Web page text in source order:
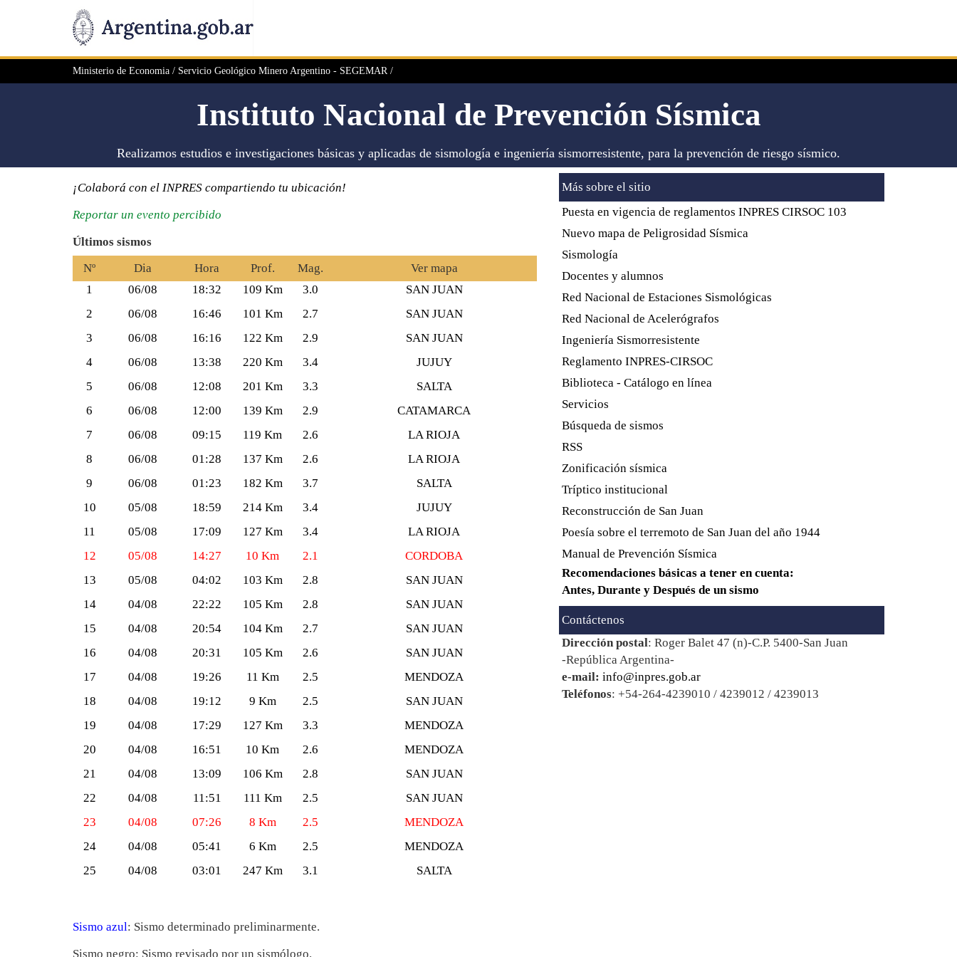
Ministerio de Economia / Servicio Geológico Minero Argentino - SEGEMAR /
Instituto Nacional de Prevención Sísmica
Realizamos estudios e investigaciones básicas y aplicadas de sismología e ingeniería sismorresistente, para la prevención de riesgo sísmico.
¡Colaborá con el INPRES compartiendo tu ubicación!
Reportar un evento percibido
Últimos sismos
Nº
Dia Hora Prof. Mag.
Ver mapa
1
2
3
4
5
6
7
8
9
10
11
12
13
14
15
16
17
18
19
20
21
22
23
24
25
06/08
06/08
06/08
06/08
06/08
06/08
06/08
06/08
06/08
05/08
05/08
05/08
05/08
04/08
04/08
04/08
04/08
04/08
04/08
04/08
04/08
04/08
04/08
04/08
04/08
18:32
16:46
16:16
13:38
12:08
12:00
09:15
01:28
01:23
18:59
17:09
14:27
04:02
22:22
20:54
20:31
19:26
19:12
17:29
16:51
13:09
11:51
07:26
05:41
03:01
109 Km
101 Km
122 Km
220 Km
201 Km
139 Km
119 Km
137 Km
182 Km
214 Km
127 Km
10 Km
103 Km
105 Km
104 Km
105 Km
11 Km
9 Km
127 Km
10 Km
106 Km
111 Km
8 Km
6 Km
247 Km
3.0
2.7
2.9
3.4
3.3
2.9
2.6
2.6
3.7
3.4
3.4
2.1
2.8
2.8
2.7
2.6
2.5
2.5
3.3
2.6
2.8
2.5
2.5
2.5
3.1
SAN JUAN
SAN JUAN
SAN JUAN
JUJUY
SALTA
CATAMARCA
LA RIOJA
LA RIOJA
SALTA
JUJUY
LA RIOJA
CORDOBA
SAN JUAN
SAN JUAN
SAN JUAN
SAN JUAN
MENDOZA
SAN JUAN
MENDOZA
MENDOZA
SAN JUAN
SAN JUAN
MENDOZA
MENDOZA
SALTA
Sismo azul: Sismo determinado preliminarmente.
Sismo negro: Sismo revisado por un sismólogo.
Más sobre el sitio
Puesta en vigencia de reglamentos INPRES CIRSOC 103
Nuevo mapa de Peligrosidad Sísmica
Sismología
Docentes y alumnos
Red Nacional de Estaciones Sismológicas
Red Nacional de Acelerógrafos
Ingeniería Sismorresistente
Reglamento INPRES-CIRSOC
Biblioteca - Catálogo en línea
Servicios
Búsqueda de sismos
RSS
Zonificación sísmica
Tríptico institucional
Reconstrucción de San Juan
Poesía sobre el terremoto de San Juan del año 1944
Manual de Prevención Sísmica
Recomendaciones básicas a tener en cuenta:
Antes, Durante y Después de un sismo
Contáctenos
Dirección postal: Roger Balet 47 (n)-C.P. 5400-San Juan
-República Argentina-
e-mail: info@inpres.gob.ar
Teléfonos: +54-264-4239010 / 4239012 / 4239013